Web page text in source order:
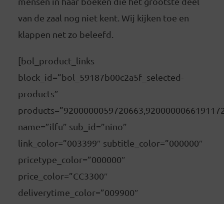
van de zaal nog niet kent. Wij kijken toe en
klappen net zo beleefd.
[bol_product_links
block_id=”bol_59187b00c2a5f_selected-
products”
name=”ilfu” sub_id=”nino”
link_color=”003399″ subtitle_color=”000000″
pricetype_color=”000000″
price_color=”CC3300″
deliverytime_color=”009900″